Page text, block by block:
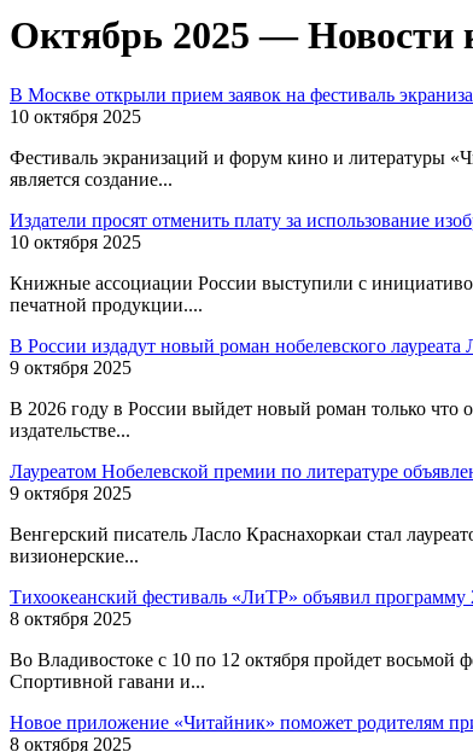
Октябрь 2025 — Новости
В Москве открыли прием заявок на фестиваль
10 октября 2025
Фестиваль экранизаций и форум кино и литературы
является создание...
Издатели просят отменить плату за использование
10 октября 2025
Книжные ассоциации России выступили с
печатной продукции....
В России издадут новый роман нобелевского лауреата
9 октября 2025
В 2026 году в России выйдет новый роман только что
издательстве...
Лауреатом Нобелевской премии по литературе
9 октября 2025
Венгерский писатель Ласло Краснахоркаи стал
визионерские...
Тихоокеанский фестиваль «ЛиТР» объявил программу
8 октября 2025
Во Владивостоке с 10 по 12 октября пройдет
Спортивной гавани и...
Новое приложение «Читайник» поможет родителям
8 октября 2025